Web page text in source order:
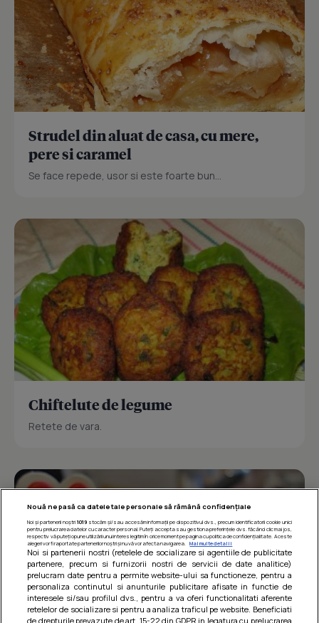
Strudel din aluat de casa, cu mere,
pere si caramel
Se face repede, usor si este foarte bun...
Chiftelute de legume
Retete de vara.
Nouă ne pasă ca datele tale personale să rămână confidențiale
Noi și partenerii noștri 1019stocăm și/sau accesăm informații pe dispozitivul dvs., precum identificatorii cookie unici
pentru prelucrarea datelor cu caracter personal. Puteți accepta sau gestiona preferințele dvs. făcând clic mai jos,
respectiv vă puteți opune utilizării unui interes legitim în orice moment pe pagina cu politica de confidențialitate. Aceste
alegeri vor fi raportate partenerilor noștri și nu vă vor afecta navigarea.
Mai multe detalii
Noi si partenerii nostri (retelele de socializare si agentiile de publicitate
partenere, precum si furnizorii nostri de servicii de date analitice)
prelucram date pentru a permite website-ului sa functioneze, pentru a
personaliza continutul si anunturile publicitare afisate in functie de
interesele si/sau profilul dvs., pentru a va oferi functionalitati aferente
retelelor de socializare si pentru a analiza traficul pe website. Beneficiati
de drepturile prevazute de art. 15-22 din GDPR in legatura cu prelucrarea